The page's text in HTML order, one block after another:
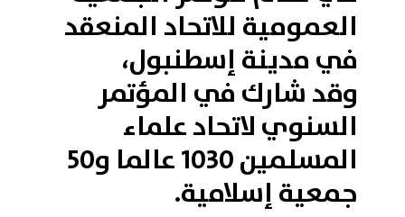
العمومية للاتحاد المنعقد
في مدينة إسطنبول،
وقد شارك في المؤتمر
السنوي لاتحاد علماء
المسلمين 1030 عالما و50
جمعية إسلامية.